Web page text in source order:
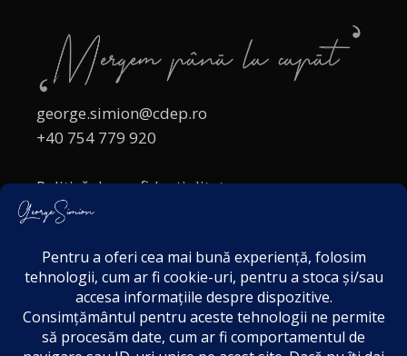
george.simion@cdep.ro
+40 754 779 920
Politică de confidențialitate
Politica cookies
Acordul de markting
Disclaimer